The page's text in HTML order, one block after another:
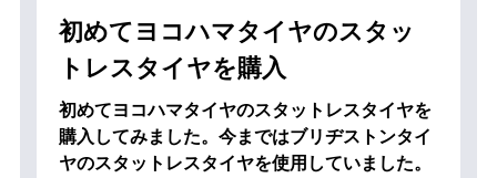
初めてヨコハマタイヤのスタッ
トレスタイヤを購入
初めてヨコハマタイヤのスタットレスタイヤを
購入してみました。今まではブリヂストンタイ
ヤのスタットレスタイヤを使用していました。